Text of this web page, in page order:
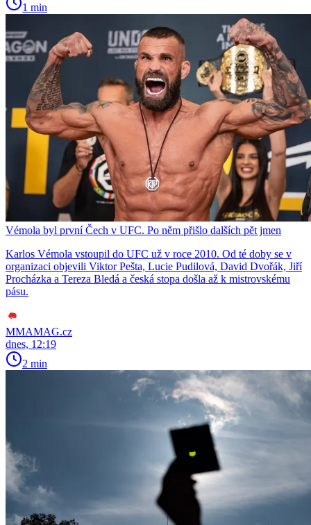
1 min
Vémola byl první Čech v UFC. Po něm přišlo dalších pět jmen
Karlos Vémola vstoupil do UFC už v roce 2010. Od té doby se v
organizaci objevili Viktor Pešta, Lucie Pudilová, David Dvořák, Jiří
Procházka a Tereza Bledá a česká stopa došla až k mistrovskému
pásu.
MMAMAG.cz
dnes, 12:19
2 min